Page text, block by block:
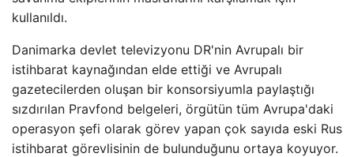
kullanıldı.
Danimarka devlet televizyonu DR'nin Avrupalı ​​bir
istihbarat kaynağından elde ettiği ve Avrupalı ​​
gazetecilerden oluşan bir konsorsiyumla paylaştığı
sızdırılan Pravfond belgeleri, örgütün tüm Avrupa'daki
operasyon şefi olarak görev yapan çok sayıda eski Rus
istihbarat görevlisinin de bulunduğunu ortaya koyuyor.